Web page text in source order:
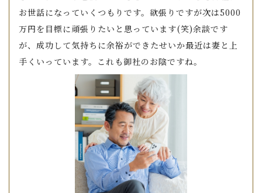
お世話になっていくつもりです。欲張りですが次は5000
万円を目標に頑張りたいと思っています(笑)余談です
が、成功して気持ちに余裕ができたせいか最近は妻と上
手くいっています。これも御社のお陰ですね。